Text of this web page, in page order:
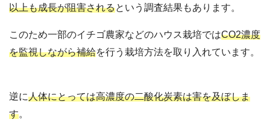
以上も成長が阻害されるという調査結果もあります。
このため一部のイチゴ農家などのハウス栽培ではCO2濃度
を監視しながら補給を行う栽培方法を取り入れています。
逆に人体にとっては高濃度の二酸化炭素は害を及ぼしま
す。